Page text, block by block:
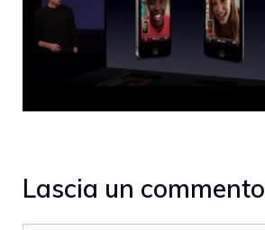
Lascia un commento